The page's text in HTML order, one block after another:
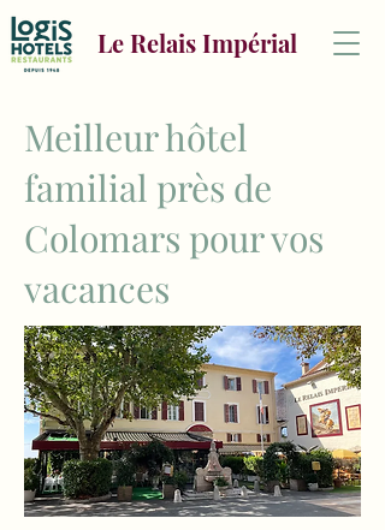
Le Relais Impérial
Meilleur hôtel
familial près de
Colomars pour vos
vacances